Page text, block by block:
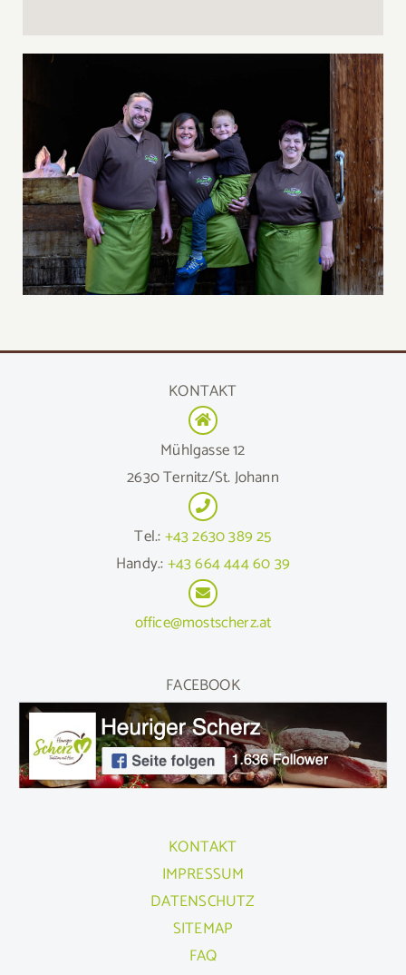
KONTAKT
Mühlgasse 12
2630 Ternitz/St. Johann
Tel.:+43 2630 389 25
Handy.:+43 664 444 60 39
office@mostscherz.at
FACEBOOK
KONTAKT
IMPRESSUM
DATENSCHUTZ
SITEMAP
FAQ